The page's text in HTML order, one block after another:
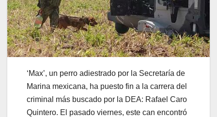
‘Max’, un perro adiestrado por la Secretaría de
Marina mexicana, ha puesto fin a la carrera del
criminal más buscado por la DEA: Rafael Caro
Quintero. El pasado viernes, este can encontró